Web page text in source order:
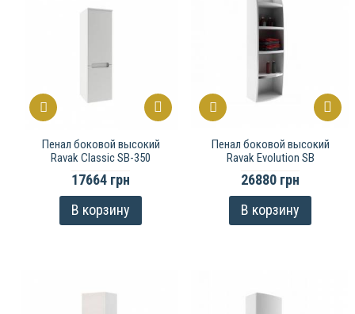
Пенал боковой высокий
Ravak Classic SB-350
17664 грн
В корзину
Пенал боковой высокий
Ravak Evolution SB
26880 грн
В корзину